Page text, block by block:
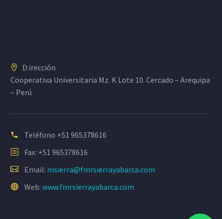
D:irección
Cooperativa Universitaria Mz. K Lote 10. Cercado – Arequipa
– Perú
Teléfono +51 965378616
Fax: +51 965378616
Email: msierra@fmrsierrayabarca.com
Web: www.fmrsierrayabarca.com